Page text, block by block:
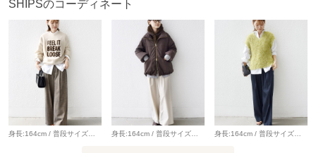
す。
着心地：シャリ感のあるドライタッチな素材感。肌離れが良
く、汗ばむ時期にも活躍しそうでした。
-------------------------------------
詳細着用スタッフ:160cm 着用サイズ:ONE SIZE
※EC限定レーベルのため、店舗での展開はございません。
SHIPSのコーディネート
身長:164cm / 普段サイズ：38・MEDIUM / 体型：細身（骨格ウェーブ） 肩幅:なで肩・狭め / パーソナルカラー：イエベ春 Instagram：@nagashi_ships 【着用レビュー 】 着用アイテム：ニット / 着用サイズ：ONE SIZE ■着丈：腰下くらいまでの丈です。 ■袖丈：手の甲が隠れる丈です。 ■素材感：厚手すぎず、スウェット感覚で着られるニットです。 ■着心地：チクチク感なく着心地が良いです。ゆったりしているので、レイヤードスタイルも楽しめるニットです。 着用アイテム：パンツ / 着用サイズ：36 ■ウエスト：ほどよくゆとりがありました。（ベルトいらずなサイズ感） ■ヒップ：ヒップラインは気になりませんでした。 ■レングス：かかとくらいまでの丈です。 ■素材感：落ち感のある、やわらかい素材感です。 ■着心地：生地感がやわらかく、ゆったりと穿けるので着心地が良いです。 身長:164cm / 普段サイズ：38・MEDIUM / 体型：細身（骨格ウェーブ） 肩幅:なで肩・狭め / パーソナルカラー：イエベ春 【着用レビュー 】 着用アイテム：アウター / 着用サイズ：ONE SIZE ■着丈：ヒップが隠れる丈です。 ■肩幅：全体的にゆったりとしています。 ■袖丈：手の甲が隠れる丈です。 ■着心地：ゆったりとリラックス感のある着心地です。取り外し可能のファーがとてもなめらかで肌触りが良いです。 着用アイテム：パンツ / 着用サイズ：36 ■ウエスト：ジャストサイズでした。 ■ヒップ：ヒップラインは気になりませんでした。 ■レングス：かかとくらいまでの丈です。 ■素材感：落ち感のある、やわらかい素材感です。 ■着心地：ゆったりしていて、ウエストがゴムなのでとても穿き心地が楽です。きれいめにもカジュアルにも◎ 身長:164cm / 普段サイズ：38・MEDIUM / 体型：細身（骨格ウェーブ） 肩幅:なで肩・狭め / パーソナルカラー：イエベ春 Instagram：@nagashi_ships 【着用レビュー 】 着用アイテム：ベスト/ 着用サイズ：ONE SIZE ■着丈：腰下くらいまでの丈です。 ■サイズ感：全体的にゆとりがあります。 ■素材感：チュール×フェザーのふわふわした素材感です。 ■着心地：素材が柔らかく着やすいです。プラス1点するだけで華やかになるアイテムです◎ 着用アイテム：パンツ / 着用サイズ：34 ■ウエスト：ほぼジャストウエストでした。後ろがゴム仕様なので楽に着用できます。 ■ヒップ：ヒップラインは気になりませんでした。 ■レングス：かかとくらいまでの丈です。 ■素材感：サラッとした落ち感のある素材です。 ■着心地：やわらかい素材感とゆったりしたシルエットで穿き心地が良いです。